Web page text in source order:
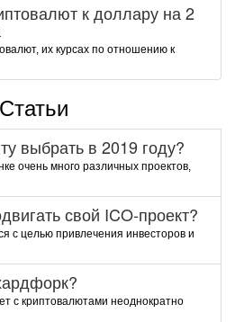
к доллару на 2
их курсах по отношению к
Статьи
выбрать в 2019 году?
очень много различных проектов,
свой ICO-проект?
с целью привлечения инвесторов и
с криптовалютами неоднократно